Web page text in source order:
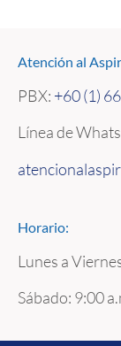
Atención al
PBX: +60 (1)
Línea de
Horario:
Lunes a
Sábado: 9:00